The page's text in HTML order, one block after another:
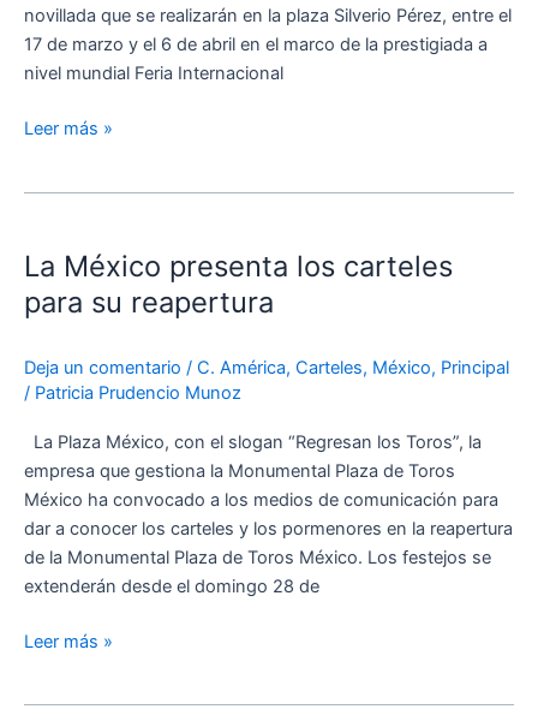
novillada que se realizarán en la plaza Silverio Pérez, entre el
17 de marzo y el 6 de abril en el marco de la prestigiada a
nivel mundial Feria Internacional
Leer más »
La México presenta los carteles
para su reapertura
Deja un comentario / C. América, Carteles, México, Principal
/ Patricia Prudencio Munoz
La Plaza México, con el slogan “Regresan los Toros”, la
empresa que gestiona la Monumental Plaza de Toros
México ha convocado a los medios de comunicación para
dar a conocer los carteles y los pormenores en la reapertura
de la Monumental Plaza de Toros México. Los festejos se
extenderán desde el domingo 28 de
presenta
los
carteles
su
reapertura
Leer más »